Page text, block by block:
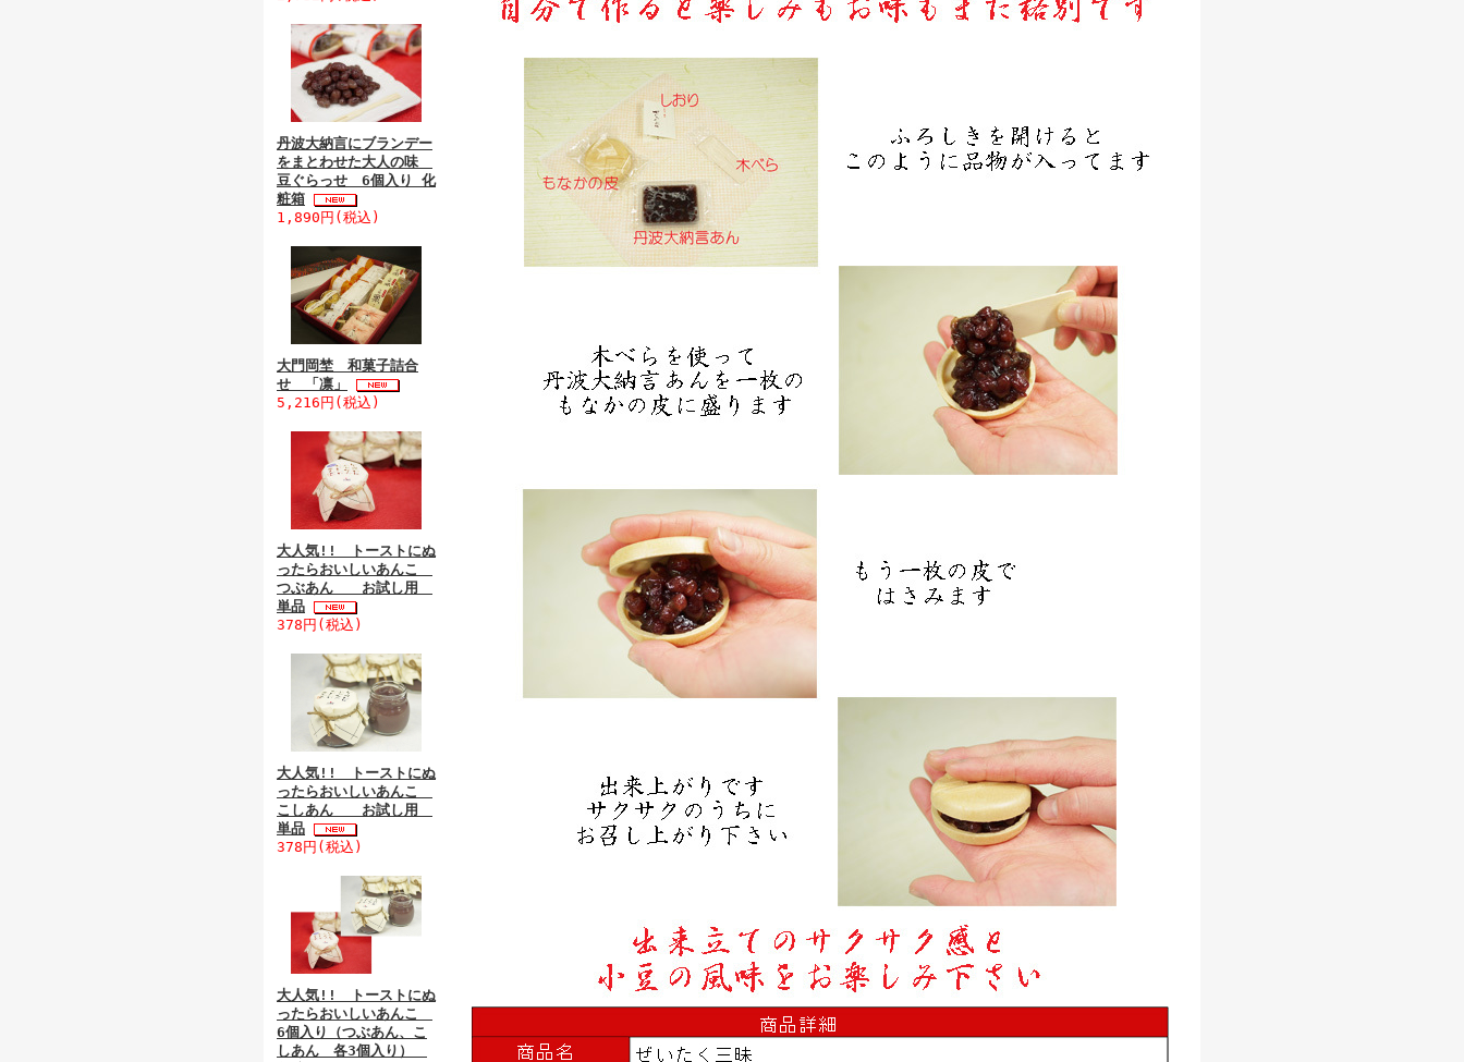
丹波大納言にブランデー
をまとわせた大人の味
豆ぐらっせ 6個入り 化
粧箱
1,890円(税込)
大門岡埜 和菓子詰合
せ 「凛」
5,216円(税込)
大人気!! トーストにぬ
ったらおいしいあんこ
つぶあん お試し用
単品
378円(税込)
大人気!! トーストにぬ
ったらおいしいあんこ
こしあん お試し用
単品
378円(税込)
大人気!! トーストにぬ
ったらおいしいあんこ
6個入り（つぶあん、こ
しあん 各3個入り）